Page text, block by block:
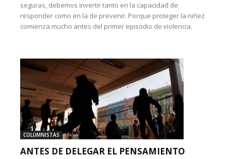
seguras, debemos invertir tanto en la capacidad de
responder como en la de prevenir. Porque proteger la niñez
comienza mucho antes del primer episodio de violencia.
COLUMNISTAS
ANTES DE DELEGAR EL PENSAMIENTO